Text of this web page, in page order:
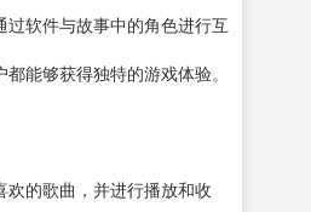
软件与故事中的角色进行互
能够获得独特的游戏体验。
欢的歌曲，并进行播放和收